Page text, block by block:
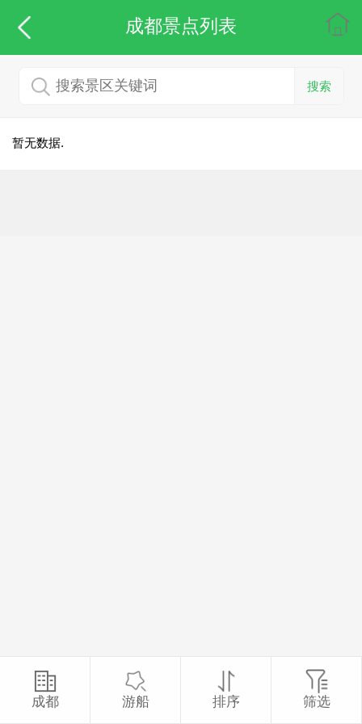
成都景点列表
搜索
暂无数据.
成都 游船 排序 筛选